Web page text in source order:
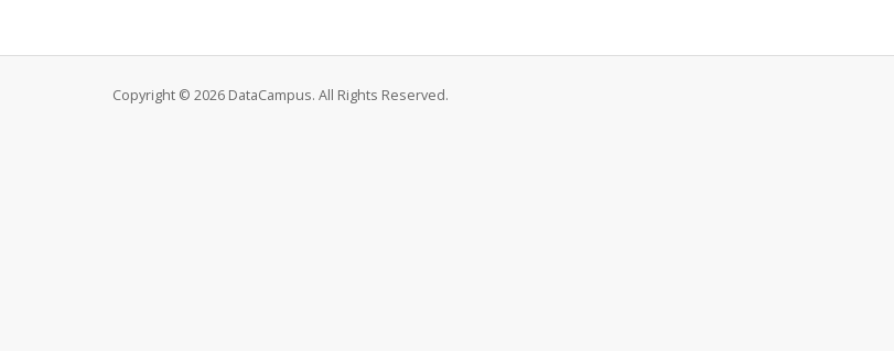
Copyright © 2026 DataCampus. All Rights Reserved.